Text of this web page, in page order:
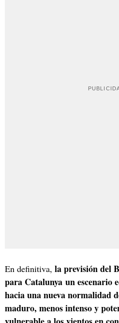
En definitiva, la previsión del
para Catalunya un escenario
hacia una nueva normalidad
maduro, menos intenso y